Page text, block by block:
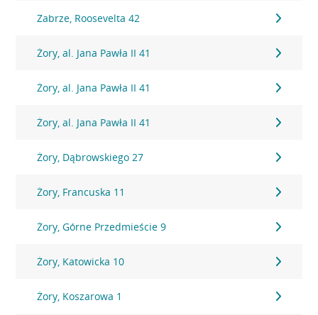
Zabrze, Roosevelta 42
Żory, al. Jana Pawła II 41
Żory, al. Jana Pawła II 41
Żory, al. Jana Pawła II 41
Żory, Dąbrowskiego 27
Żory, Francuska 11
Żory, Górne Przedmieście 9
Żory, Katowicka 10
Żory, Koszarowa 1